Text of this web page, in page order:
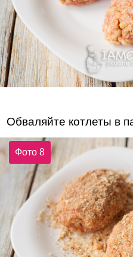
Обваляйте котлеты в
Фото 8